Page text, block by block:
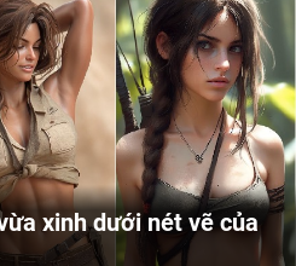
xinh dưới nét vẽ của